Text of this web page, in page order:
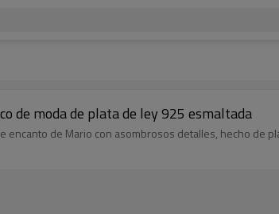
de moda de plata de ley 925 esmaltada
de Mario con asombrosos detalles, hecho de